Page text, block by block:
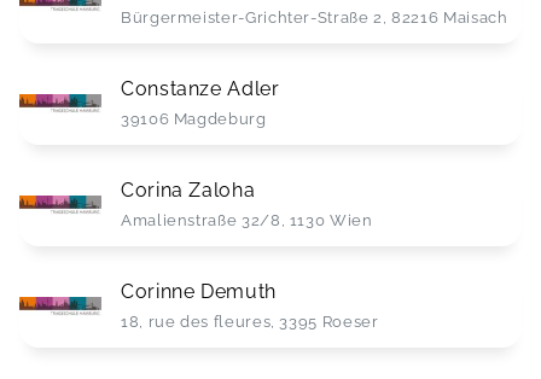
Bürgermeister-Grichter-Straße 2, 82216 Maisach
Constanze Adler
39106 Magdeburg
Corina Zaloha
Amalienstraße 32/8, 1130 Wien
Corinne Demuth
18, rue des fleures, 3395 Roeser